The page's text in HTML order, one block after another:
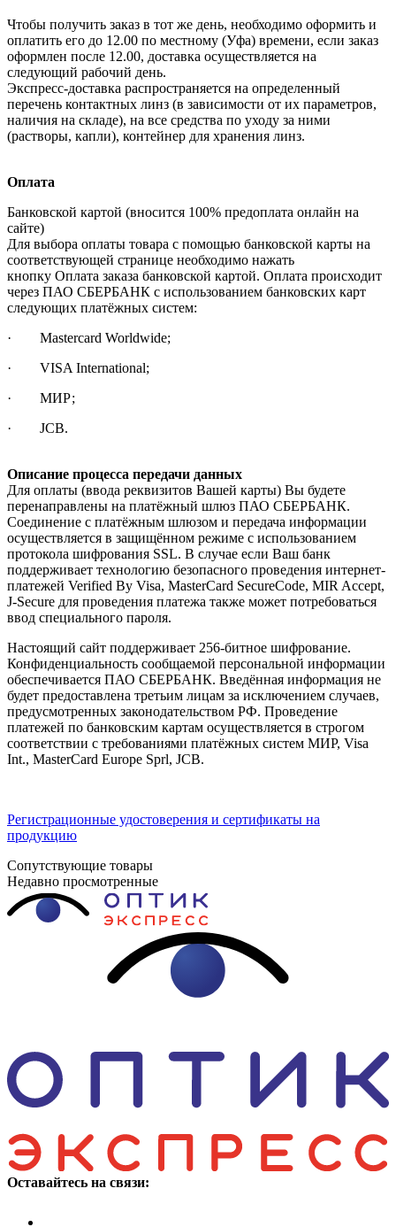
Чтобы получить заказ в тот же день, необходимо оформить и
оплатить его до 12.00 по местному (Уфа) времени, если заказ
оформлен после 12.00, доставка осуществляется на
следующий рабочий день.
Экспресс-доставка распространяется на определенный
перечень контактных линз (в зависимости от их параметров,
наличия на складе), на все средства по уходу за ними
(растворы, капли), контейнер для хранения линз.
Оплата
Банковской картой (вносится 100% предоплата онлайн на
сайте)
Для выбора оплаты товара с помощью банковской карты на
соответствующей странице необходимо нажать
кнопку Оплата заказа банковской картой. Оплата происходит
через ПАО СБЕРБАНК с использованием банковских карт
следующих платёжных систем:
· Mastercard Worldwide;
· VISA International;
· МИР;
· JCB.
Описание процесса передачи данных
Для оплаты (ввода реквизитов Вашей карты) Вы будете
перенаправлены на платёжный шлюз ПАО СБЕРБАНК.
Соединение с платёжным шлюзом и передача информации
осуществляется в защищённом режиме с использованием
протокола шифрования SSL. В случае если Ваш банк
поддерживает технологию безопасного проведения интернет-
платежей Verified By Visa, MasterCard SecureCode, MIR Accept,
J-Secure для проведения платежа также может потребоваться
ввод специального пароля.
Настоящий сайт поддерживает 256-битное шифрование.
Конфиденциальность сообщаемой персональной информации
обеспечивается ПАО СБЕРБАНК. Введённая информация не
будет предоставлена третьим лицам за исключением случаев,
предусмотренных законодательством РФ. Проведение
платежей по банковским картам осуществляется в строгом
соответствии с требованиями платёжных систем МИР, Visa
Int., MasterCard Europe Sprl, JCB.
Регистрационные удостоверения и сертификаты на
продукцию
Сопутствующие товары
Недавно просмотренные
Оставайтесь на связи: